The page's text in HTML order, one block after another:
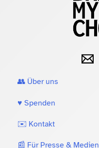
👥 Über uns
♥️ Spenden
✉️ Kontakt
📰 Für Presse & Medien